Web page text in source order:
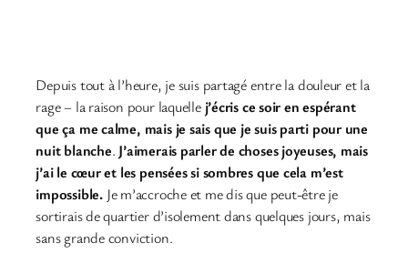
Depuis tout à l’heure, je suis partagé entre la douleur et la
rage – la raison pour laquelle j’écris ce soir en espérant
que ça me calme, mais je sais que je suis parti pour une
nuit blanche. J’aimerais parler de choses joyeuses, mais
j’ai le cœur et les pensées si sombres que cela m’est
impossible.Je m’accroche et me dis que peut-être je
sortirais de quartier d’isolement dans quelques jours, mais
sans grande conviction.